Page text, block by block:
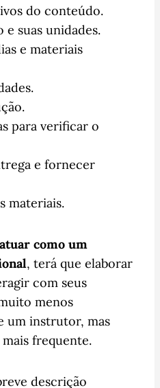
do conteúdo.
suas unidades.
e materiais
para verificar o
e fornecer
materiais.
como um
, terá que elaborar
com seus
menos
um instrutor, mas
frequente.
descrição